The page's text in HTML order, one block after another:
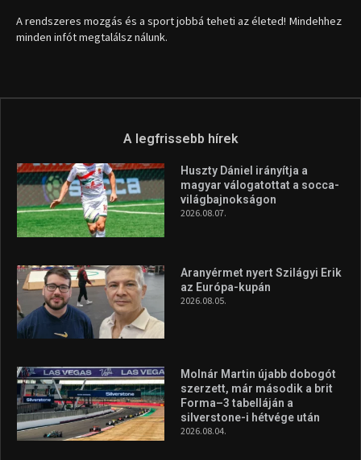
A rendszeres mozgás és a sport jobbá teheti az életed! Mindehhez
minden infót megtalálsz nálunk.
A legfrissebb hírek
Huszty Dániel irányítja a
magyar válogatottat a socca-
világbajnokságon
2026.08.07.
Aranyérmet nyert Szilágyi Erik
az Európa-kupán
2026.08.05.
Molnár Martin újabb dobogót
szerzett, már második a brit
Forma–3 tabelláján a
silverstone-i hétvége után
2026.08.04.